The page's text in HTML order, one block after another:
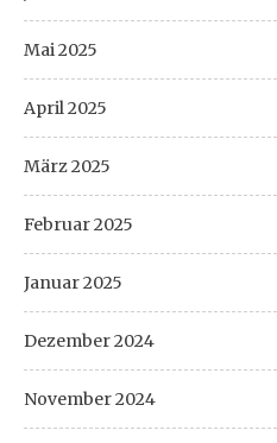
Mai 2025
April 2025
März 2025
Februar 2025
Januar 2025
Dezember 2024
November 2024